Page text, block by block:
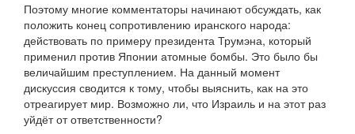
Поэтому многие комментаторы начинают обсуждать, как
положить конец сопротивлению иранского народа:
действовать по примеру президента Трумэна, который
применил против Японии атомные бомбы. Это было бы
величайшим преступлением. На данный момент
дискуссия сводится к тому, чтобы выяснить, как на это
отреагирует мир. Возможно ли, что Израиль и на этот раз
уйдёт от ответственности?